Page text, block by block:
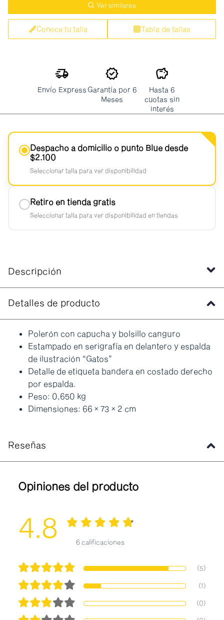
Ver similares
Conoce tu talla Tabla de tallas
Envío Express Garantía por 6
Meses
Hasta 6
cuotas sin
interés
Despacho a domicilio o punto Blue desde
$2.100
Seleccionar talla para ver disponibilidad
Retiro en tienda gratis
Seleccionar talla para ver disponibilidad en tiendas
Descripción
Detalles de producto
Polerón con capucha y bolsillo canguro
Estampado en serigrafía en delantero y espalda
de ilustración “Gatos”
Detalle de etiqueta bandera en costado derecho
por espalda.
Peso: 0,650 kg
Dimensiones: 66 × 73 × 2 cm
Reseñas
Opiniones del producto
4.8 6 calificaciones
(5)
(1)
(0)